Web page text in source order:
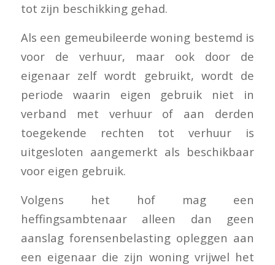
tot zijn beschikking gehad.
Als een gemeubileerde woning bestemd is
voor de verhuur, maar ook door de
eigenaar zelf wordt gebruikt, wordt de
periode waarin eigen gebruik niet in
verband met verhuur of aan derden
toegekende rechten tot verhuur is
uitgesloten aangemerkt als beschikbaar
voor eigen gebruik.
Volgens het hof mag een
heffingsambtenaar alleen dan geen
aanslag forensenbelasting opleggen aan
een eigenaar die zijn woning vrijwel het